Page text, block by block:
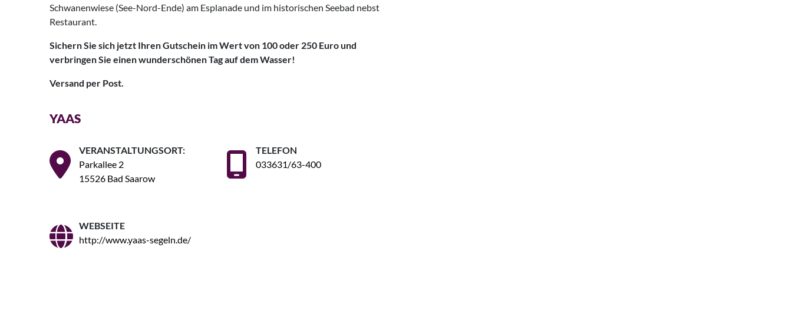
Schwanenwiese (See-Nord-Ende) am Esplanade und im historischen Seebad nebst
Restaurant.
Sichern Sie sich jetzt Ihren Gutschein im Wert von 100 oder 250 Euro und
verbringen Sie einen wunderschönen Tag auf dem Wasser!
Versand per Post.
YAAS
VERANSTALTUNGSORT:
Parkallee 2
15526 Bad Saarow
TELEFON
033631/63-400
WEBSEITE
http://www.yaas-segeln.de/